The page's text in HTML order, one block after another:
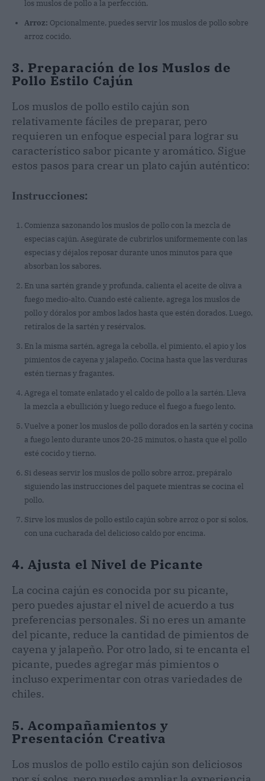
los muslos de pollo a la perfección.
Arroz: Opcionalmente, puedes servir los muslos de pollo sobre
arroz cocido.
3. Preparación de los Muslos de
Pollo Estilo Cajún
Los muslos de pollo estilo cajún son
relativamente fáciles de preparar, pero
requieren un enfoque especial para lograr su
característico sabor picante y aromático. Sigue
estos pasos para crear un plato cajún auténtico:
Instrucciones:
Comienza sazonando los muslos de pollo con la mezcla de
especias cajún. Asegúrate de cubrirlos uniformemente con las
especias y déjalos reposar durante unos minutos para que
absorban los sabores.
En una sartén grande y profunda, calienta el aceite de oliva a
fuego medio-alto. Cuando esté caliente, agrega los muslos de
pollo y dóralos por ambos lados hasta que estén dorados. Luego,
retíralos de la sartén y resérvalos.
En la misma sartén, agrega la cebolla, el pimiento, el apio y los
pimientos de cayena y jalapeño. Cocina hasta que las verduras
estén tiernas y fragantes.
Agrega el tomate enlatado y el caldo de pollo a la sartén. Lleva
la mezcla a ebullición y luego reduce el fuego a fuego lento.
Vuelve a poner los muslos de pollo dorados en la sartén y cocina
a fuego lento durante unos 20-25 minutos, o hasta que el pollo
esté cocido y tierno.
Si deseas servir los muslos de pollo sobre arroz, prepáralo
siguiendo las instrucciones del paquete mientras se cocina el
pollo.
Sirve los muslos de pollo estilo cajún sobre arroz o por sí solos,
con una cucharada del delicioso caldo por encima.
4. Ajusta el Nivel de Picante
La cocina cajún es conocida por su picante,
pero puedes ajustar el nivel de acuerdo a tus
preferencias personales. Si no eres un amante
del picante, reduce la cantidad de pimientos de
cayena y jalapeño. Por otro lado, si te encanta el
picante, puedes agregar más pimientos o
incluso experimentar con otras variedades de
chiles.
5. Acompañamientos y
Presentación Creativa
Los muslos de pollo estilo cajún son deliciosos